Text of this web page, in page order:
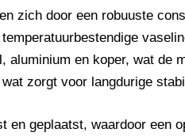
zich door een robuuste
en koper, wat
zorgt voor langdurige
en geplaatst, waardoor